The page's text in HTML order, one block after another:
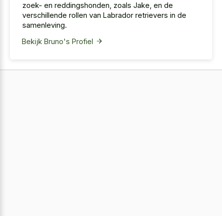
zoek- en reddingshonden, zoals Jake, en de
verschillende rollen van Labrador retrievers in de
samenleving.
Bekijk Bruno's Profiel